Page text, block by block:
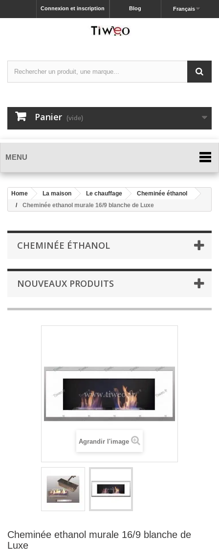
Français
Blog
Connexion et inscription
Panier (vide)
MENU
Home La maison Le chauffage
Cheminée éthanol
Cheminée ethanol murale 16/9 blanche de Luxe
CHEMINÉE ÉTHANOL
NOUVEAUX PRODUITS
Agrandir l'image
Cheminée ethanol murale 16/9 blanche de
Luxe